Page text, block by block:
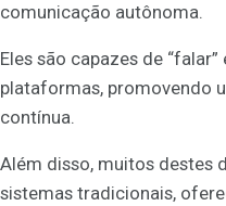
comunicação autônoma.
Eles são capazes de
plataformas, promovendo
contínua.
Além disso, muitos destes
sistemas tradicionais,